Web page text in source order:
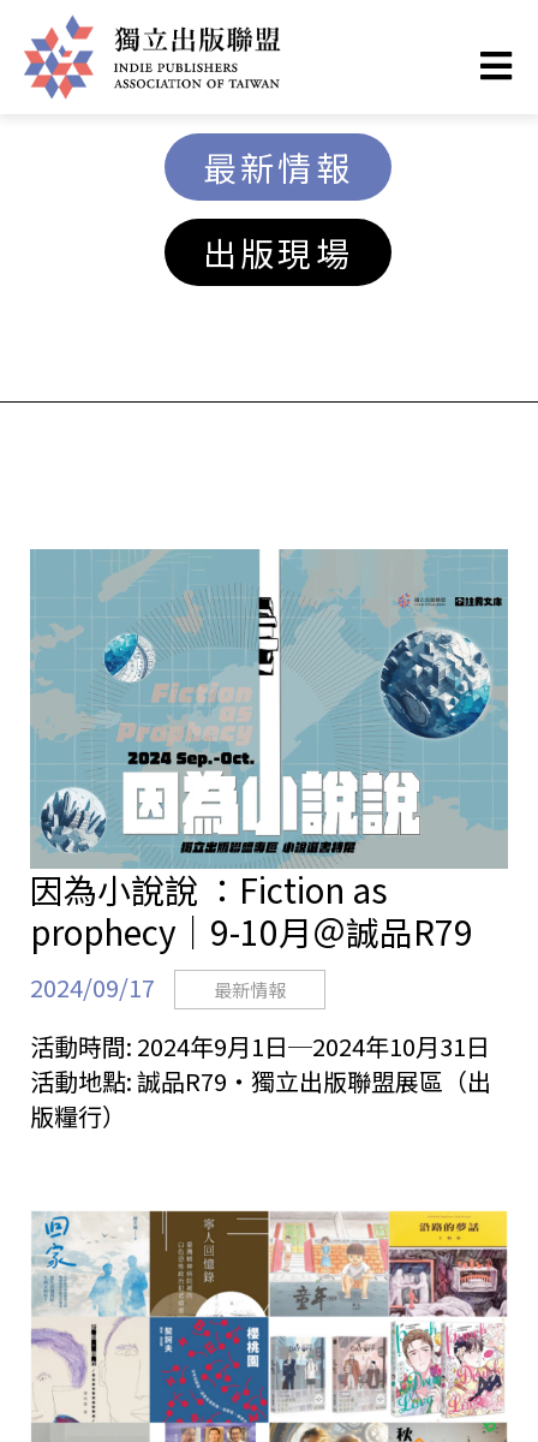
至
主
容
聯
站
最新情報
出版現場
因為小說說 ：Fiction as
prophecy｜9-10月＠誠品R79
2024/09/17 最新情報
活動時間: 2024年9月1日─2024年10月31日
活動地點:誠品R79・獨立出版聯盟展區（出
版糧行）